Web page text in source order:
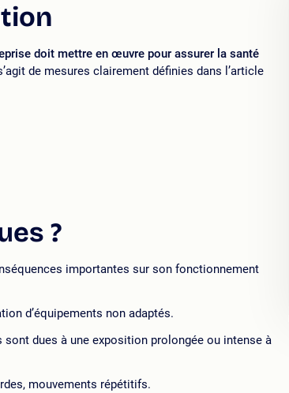
doit mettre en œuvre pour assurer la santé
de mesures clairement définies dans l’article
?
importantes sur son fonctionnement
d’équipements non adaptés.
sont dues à une exposition prolongée ou intense à
mouvements répétitifs.